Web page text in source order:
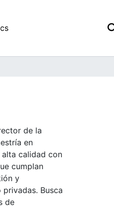
de la
en
calidad con
cumplan
y
Busca
de